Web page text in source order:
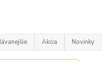
Akcia Novinky